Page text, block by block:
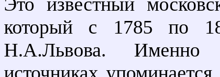
который с 1785 по
Н.А.Львова. Именно